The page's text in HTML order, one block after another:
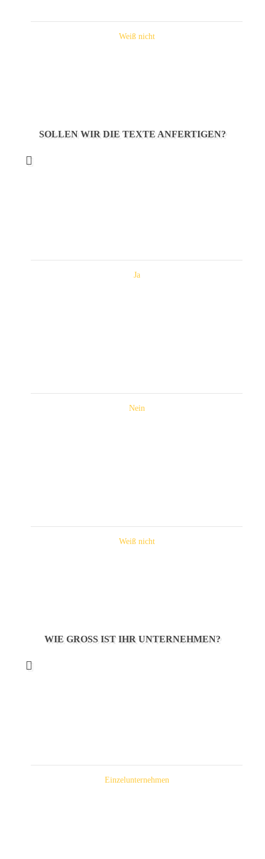
Weiß nicht
SOLLEN WIR DIE TEXTE ANFERTIGEN?
Ja
Nein
Weiß nicht
WIE GROSS IST IHR UNTERNEHMEN?
Einzelunternehmen